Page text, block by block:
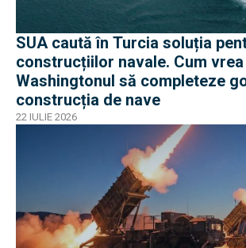
SUA caută în Turcia soluția
construcțiilor navale. Cum vrea
Washingtonul să completeze
construcția de nave
22 IULIE 2026